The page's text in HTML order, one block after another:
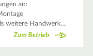
an:
weitere Handwerk…
Zum Betrieb